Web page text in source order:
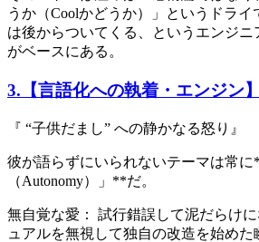
うか（Coolかどうか）」というドラ
は後からついてくる、というエンジ
がベースにある。
3.【言語化への執着・エンジン】
『 “子供だまし” への静かなる怒り』
彼が語らずにいられないテーマは常
（Autonomy）」**だ。
無自覚な愛： 試行錯誤して泥だらけ
ュアルを無視して独自の改造を始め